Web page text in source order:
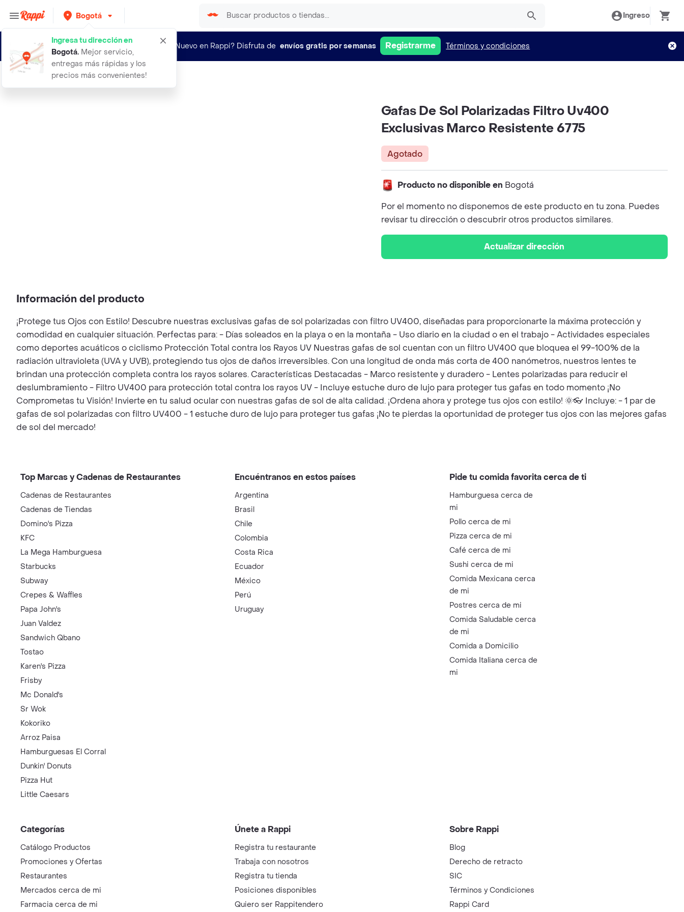
Bogotá
Ingresa tu dirección en
Bogotá. Mejor servicio,
entregas más rápidas y los
precios más convenientes!
Ingreso
¿Nuevo en Rappi? Disfruta de envíos gratis por semanas Registrarme Términos y condiciones
gafas de sol polarizadas filtro uv4
Gafas De Sol Polarizadas Filtro Uv400
Exclusivas Marco Resistente 6775
Agotado
Producto no disponible en Bogotá
Por el momento no disponemos de este producto en tu zona. Puedes
revisar tu dirección o descubrir otros productos similares.
Actualizar dirección
Información del producto
¡Protege tus Ojos con Estilo! Descubre nuestras exclusivas gafas de sol polarizadas con filtro UV400, diseñadas para proporcionarte la máxima protección y
comodidad en cualquier situación. Perfectas para: - Días soleados en la playa o en la montaña - Uso diario en la ciudad o en el trabajo - Actividades especiales
como deportes acuáticos o ciclismo Protección Total contra los Rayos UV Nuestras gafas de sol cuentan con un filtro UV400 que bloquea el 99-100% de la
radiación ultravioleta (UVA y UVB), protegiendo tus ojos de daños irreversibles. Con una longitud de onda más corta de 400 nanómetros, nuestros lentes te
brindan una protección completa contra los rayos solares. Características Destacadas - Marco resistente y duradero - Lentes polarizadas para reducir el
deslumbramiento - Filtro UV400 para protección total contra los rayos UV - Incluye estuche duro de lujo para proteger tus gafas en todo momento ¡No
Comprometas tu Visión! Invierte en tu salud ocular con nuestras gafas de sol de alta calidad. ¡Ordena ahora y protege tus ojos con estilo! 🌞👓 Incluye: - 1 par de
gafas de sol polarizadas con filtro UV400 - 1 estuche duro de lujo para proteger tus gafas ¡No te pierdas la oportunidad de proteger tus ojos con las mejores gafas
de sol del mercado!
Top Marcas y Cadenas de Restaurantes
Cadenas de Restaurantes
Cadenas de Tiendas
Domino's Pizza
KFC
La Mega Hamburguesa
Starbucks
Subway
Crepes & Waffles
Papa John's
Juan Valdez
Sandwich Qbano
Tostao
Karen's Pizza
Frisby
Mc Donald's
Sr Wok
Kokoriko
Arroz Paisa
Hamburguesas El Corral
Dunkin' Donuts
Pizza Hut
Little Caesars
Encuéntranos en estos países
Argentina
Brasil
Chile
Colombia
Costa Rica
Ecuador
México
Perú
Uruguay
Pide tu comida favorita cerca de ti
Hamburguesa cerca de
mi
Pollo cerca de mi
Pizza cerca de mi
Café cerca de mi
Sushi cerca de mi
Comida Mexicana cerca
de mi
Postres cerca de mi
Comida Saludable cerca
de mi
Comida a Domicilio
Comida Italiana cerca de
mi
Categorías
Catálogo Productos
Promociones y Ofertas
Restaurantes
Mercados cerca de mi
Farmacia cerca de mi
Únete a Rappi
Registra tu restaurante
Trabaja con nosotros
Registra tu tienda
Posiciones disponibles
Quiero ser Rappitendero
Sobre Rappi
Blog
Derecho de retracto
SIC
Términos y Condiciones
Rappi Card